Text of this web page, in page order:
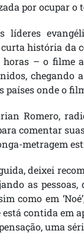
por ocupar o
líderes
história da
– o filme
chegando
onde o
Romero,
comentar
metragem
deixei
as
como em
contida em
uma